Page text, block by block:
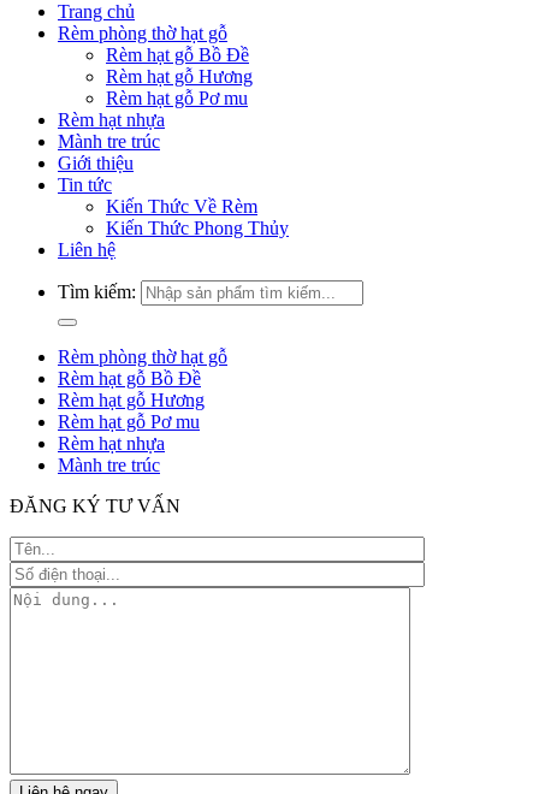
Trang chủ
Rèm phòng thờ hạt gỗ
Rèm hạt gỗ Bồ Đề
Rèm hạt gỗ Hương
Rèm hạt gỗ Pơ mu
Rèm hạt nhựa
Mành tre trúc
Giới thiệu
Tin tức
Kiến Thức Về Rèm
Kiến Thức Phong Thủy
Liên hệ
Tìm kiếm:
Rèm phòng thờ hạt gỗ
Rèm hạt gỗ Bồ Đề
Rèm hạt gỗ Hương
Rèm hạt gỗ Pơ mu
Rèm hạt nhựa
Mành tre trúc
ĐĂNG KÝ TƯ VẤN